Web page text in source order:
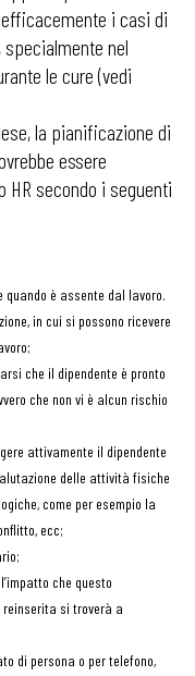
i casi di
nel
le cure (vedi
la pianificazione di
essere
HR secondo i seguenti
è assente dal lavoro.
in cui si possono ricevere
che il dipendente è pronto
che non vi è alcun rischio
attivamente il dipendente
delle attività fisiche
come per esempio la
ecc;
che questo
si troverà a
di persona o per telefono,